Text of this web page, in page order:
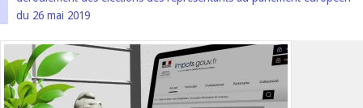
du 26 mai 2019